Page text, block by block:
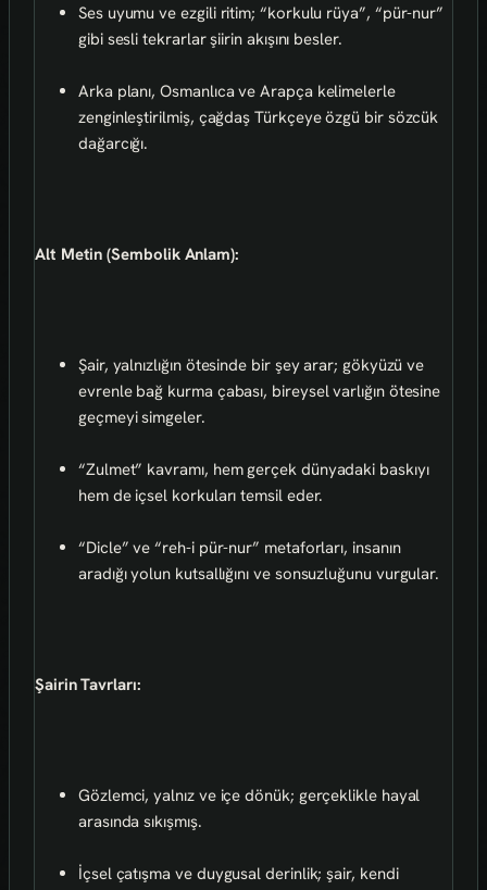
Ses uyumu ve ezgili ritim; “korkulu rüya”, “pür-nur”
gibi sesli tekrarlar şiirin akışını besler.
Arka planı, Osmanlıca ve Arapça kelimelerle
zenginleştirilmiş, çağdaş Türkçeye özgü bir sözcük
dağarcığı.
Alt Metin (Sembolik Anlam):
Şair, yalnızlığın ötesinde bir şey arar; gökyüzü ve
evrenle bağ kurma çabası, bireysel varlığın ötesine
geçmeyi simgeler.
“Zulmet” kavramı, hem gerçek dünyadaki baskıyı
hem de içsel korkuları temsil eder.
“Dicle” ve “reh-i pür-nur” metaforları, insanın
aradığı yolun kutsallığını ve sonsuzluğunu vurgular.
Şairin Tavrları:
Gözlemci, yalnız ve içe dönük; gerçeklikle hayal
arasında sıkışmış.
İçsel çatışma ve duygusal derinlik; şair, kendi